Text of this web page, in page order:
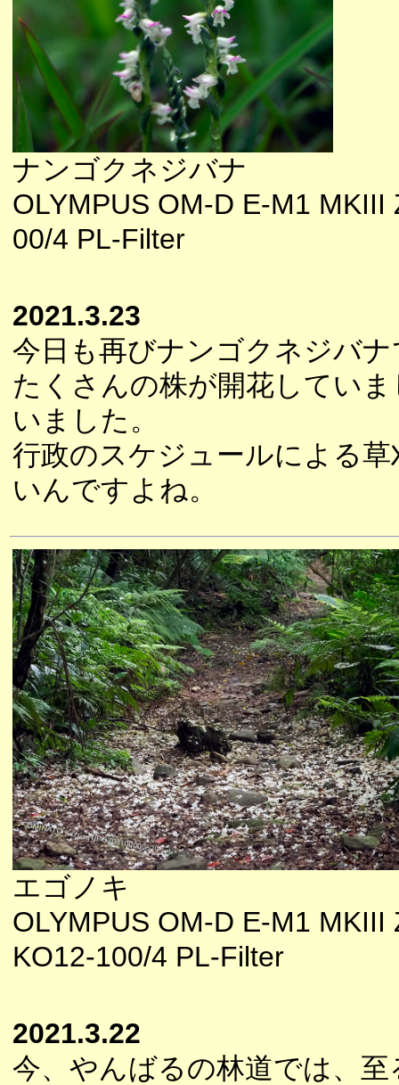
ナンゴクネジバナ
OLYMPUS OM-D E-M1 MKIII
00/4 PL-Filter
2021.3.23
今日も再びナンゴクネジバ
たくさんの株が開花してい
いました。
行政のスケジュールによる
いんですよね。
エゴノキ
OLYMPUS OM-D E-M1 MKIII
KO12-100/4 PL-Filter
2021.3.22
今、やんばるの林道では、